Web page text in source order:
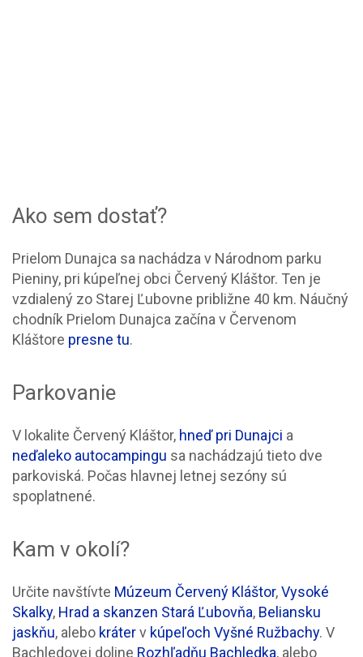
Ako sem dostať?
Prielom Dunajca sa nachádza v Národnom parku
Pieniny, pri kúpeľnej obci Červený Kláštor. Ten je
vzdialený zo Starej Ľubovne približne 40 km. Náučný
chodník Prielom Dunajca začína v Červenom
Kláštore presne tu.
Parkovanie
V lokalite Červený Kláštor, hneď pri Dunajci a
neďaleko autocampingu sa nachádzajú tieto dve
parkoviská. Počas hlavnej letnej sezóny sú
spoplatnené.
Kam v okolí?
Určite navštívte Múzeum Červený Kláštor,Vysoké
Skalky, Hrad a skanzen Stará Ľubovňa, Beliansku
jaskňu, alebo kráterv kúpeľoch Vyšné Ružbachy. V
Bachledovej doline Rozhľadňu Bachledka, alebo